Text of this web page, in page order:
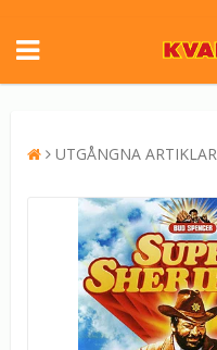
UTGÅNGNA ARTIKLAR